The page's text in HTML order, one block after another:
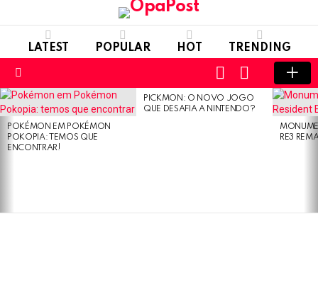
LATEST POPULAR HOT TRENDING
SWITCH
SKIN
LOGIN
LATEST
STORIES
POKÉMON EM POKÉMON
POKOPIA: TEMOS QUE
ENCONTRAR!
PICKMON: O NOVO JOGO
QUE DESAFIA A NINTENDO?
RE3